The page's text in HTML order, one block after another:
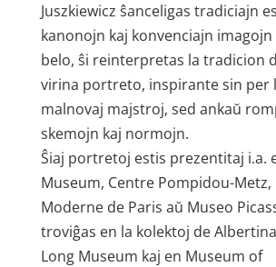
Juszkiewicz ŝanceligas tradiciajn
kanonojn kaj konvenciajn
belo, ŝi reinterpretas la tradicion
virina portreto, inspirante sin per
malnovaj majstroj, sed ankaŭ
skemojn kaj normojn.
Ŝiaj portretoj estis prezentitaj i.a.
Museum, Centre Pompidou-Metz,
Moderne de Paris aŭ Museo
troviĝas en la kolektoj de
Long Museum kaj en Museum of